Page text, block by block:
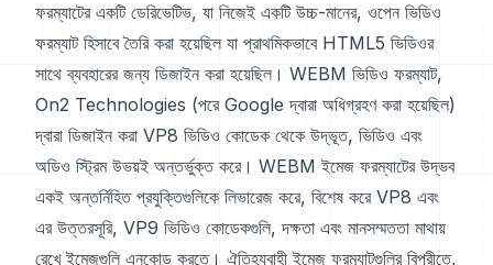
ফরম্যাটের একটি ডেরিভেটিভ, যা নিজেই একটি উচ্চ-মানের, ওপেন ভিডিও
ফরম্যাট হিসাবে তৈরি করা হয়েছিল যা প্রাথমিকভাবে HTML5 ভিডিওর
সাথে ব্যবহারের জন্য ডিজাইন করা হয়েছিল। WEBM ভিডিও ফরম্যাট,
On2 Technologies (পরে Google দ্বারা অধিগ্রহণ করা হয়েছিল)
দ্বারা ডিজাইন করা VP8 ভিডিও কোডেক থেকে উদ্ভূত, ভিডিও এবং
অডিও স্ট্রিম উভয়ই অন্তর্ভুক্ত করে। WEBM ইমেজ ফরম্যাটের উদ্ভব
একই অন্তর্নিহিত প্রযুক্তিগুলিকে লিভারেজ করে, বিশেষ করে VP8 এবং
এর উত্তরসূরি, VP9 ভিডিও কোডেকগুলি, দক্ষতা এবং মানসম্মততা মাথায়
রেখে ইমেজগুলি এনকোড করতে। ঐতিহ্যবাহী ইমেজ ফরম্যাটগুলির বিপরীতে,